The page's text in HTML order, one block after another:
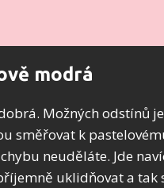
modrá
Možných odstínů
směřovat k
neuděláte. Jde
uklidňovat a tak